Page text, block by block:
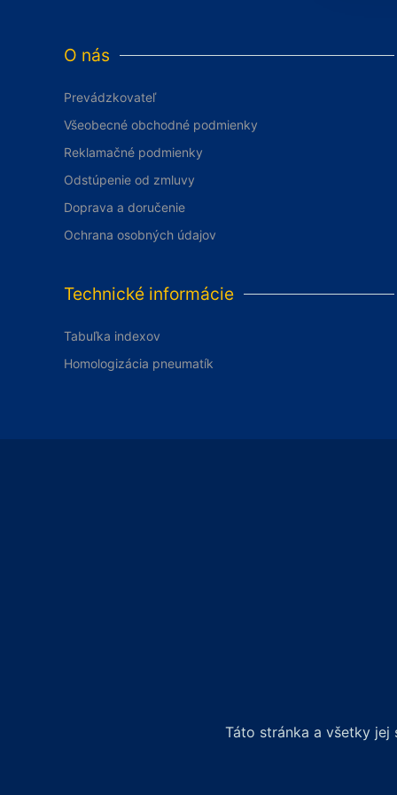
O nás
Prevádzkovateľ
Všeobecné obchodné podmienky
Reklamačné podmienky
Odstúpenie od zmluvy
Doprava a doručenie
Ochrana osobných údajov
Technické informácie
Tabuľka indexov
Homologizácia pneumatík
Táto stránka a všetky jej